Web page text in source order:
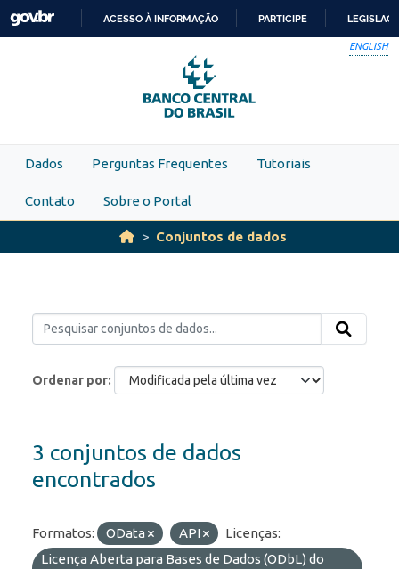
Skip to main content
PARA
O
CONTEÚDO
ACESSO À INFORMAÇÃO PARTICIPE
ENGLISH
Dados Perguntas Frequentes Tutoriais
Contato Sobre o Portal
Conjuntos de dados
Ordenar por
3 conjuntos de dados
encontrados
Formatos: OData API
Licenças:
Licença Aberta para Bases de Dados (ODbL) do